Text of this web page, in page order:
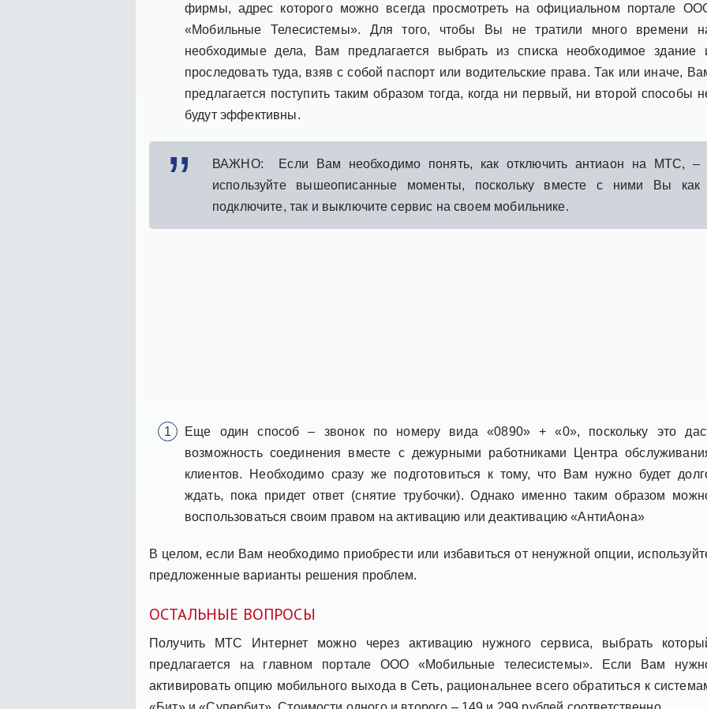
фирмы, адрес которого можно всегда просмотреть на официальном портале
«Мобильные Телесистемы». Для того, чтобы Вы не тратили много времени
необходимые дела, Вам предлагается выбрать из списка необходимое здание
проследовать туда, взяв с собой паспорт или водительские права. Так или иначе,
предлагается поступить таким образом тогда, когда ни первый, ни второй способы
будут эффективны.
ВАЖНО: Если Вам необходимо понять, как отключить антиаон на МТС, –
используйте вышеописанные моменты, поскольку вместе с ними Вы как
подключите, так и выключите сервис на своем мобильнике.
Еще один способ – звонок по номеру вида «0890» + «0», поскольку это
возможность соединения вместе с дежурными работниками Центра
клиентов. Необходимо сразу же подготовиться к тому, что Вам нужно будет
ждать, пока придет ответ (снятие трубочки). Однако именно таким образом
воспользоваться своим правом на активацию или деактивацию «АнтиАона»
В целом, если Вам необходимо приобрести или избавиться от ненужной опции,
предложенные варианты решения проблем.
ОСТАЛЬНЫЕ ВОПРОСЫ
Получить МТС Интернет можно через активацию нужного сервиса, выбрать
предлагается на главном портале ООО «Мобильные телесистемы». Если Вам
активировать опцию мобильного выхода в Сеть, рациональнее всего обратиться к